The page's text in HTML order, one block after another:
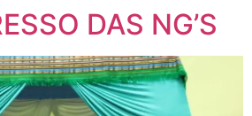
DAS NG’S